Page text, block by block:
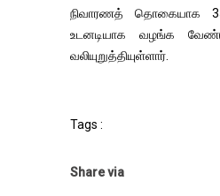
நிவாரணத் தொகையாக
உடனடியாக வழங்க
வலியுறுத்தியுள்ளார்.
Tags :
Share via